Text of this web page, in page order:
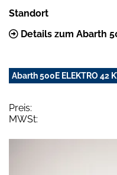
Standort
Details zum Abarth
Abarth 500E ELEKTRO 42
Preis:
MWSt: